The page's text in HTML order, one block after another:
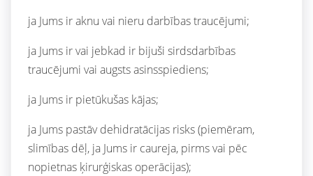
ja Jums ir aknu vai nieru darbības traucējumi;
ja Jums ir vai jebkad ir bijuši sirdsdarbības
traucējumi vai augsts asinsspiediens;
ja Jums ir pietūkušas kājas;
ja Jums pastāv dehidratācijas risks (piemēram,
slimības dēļ, ja Jums ir caureja, pirms vai pēc
nopietnas ķirurģiskas operācijas);